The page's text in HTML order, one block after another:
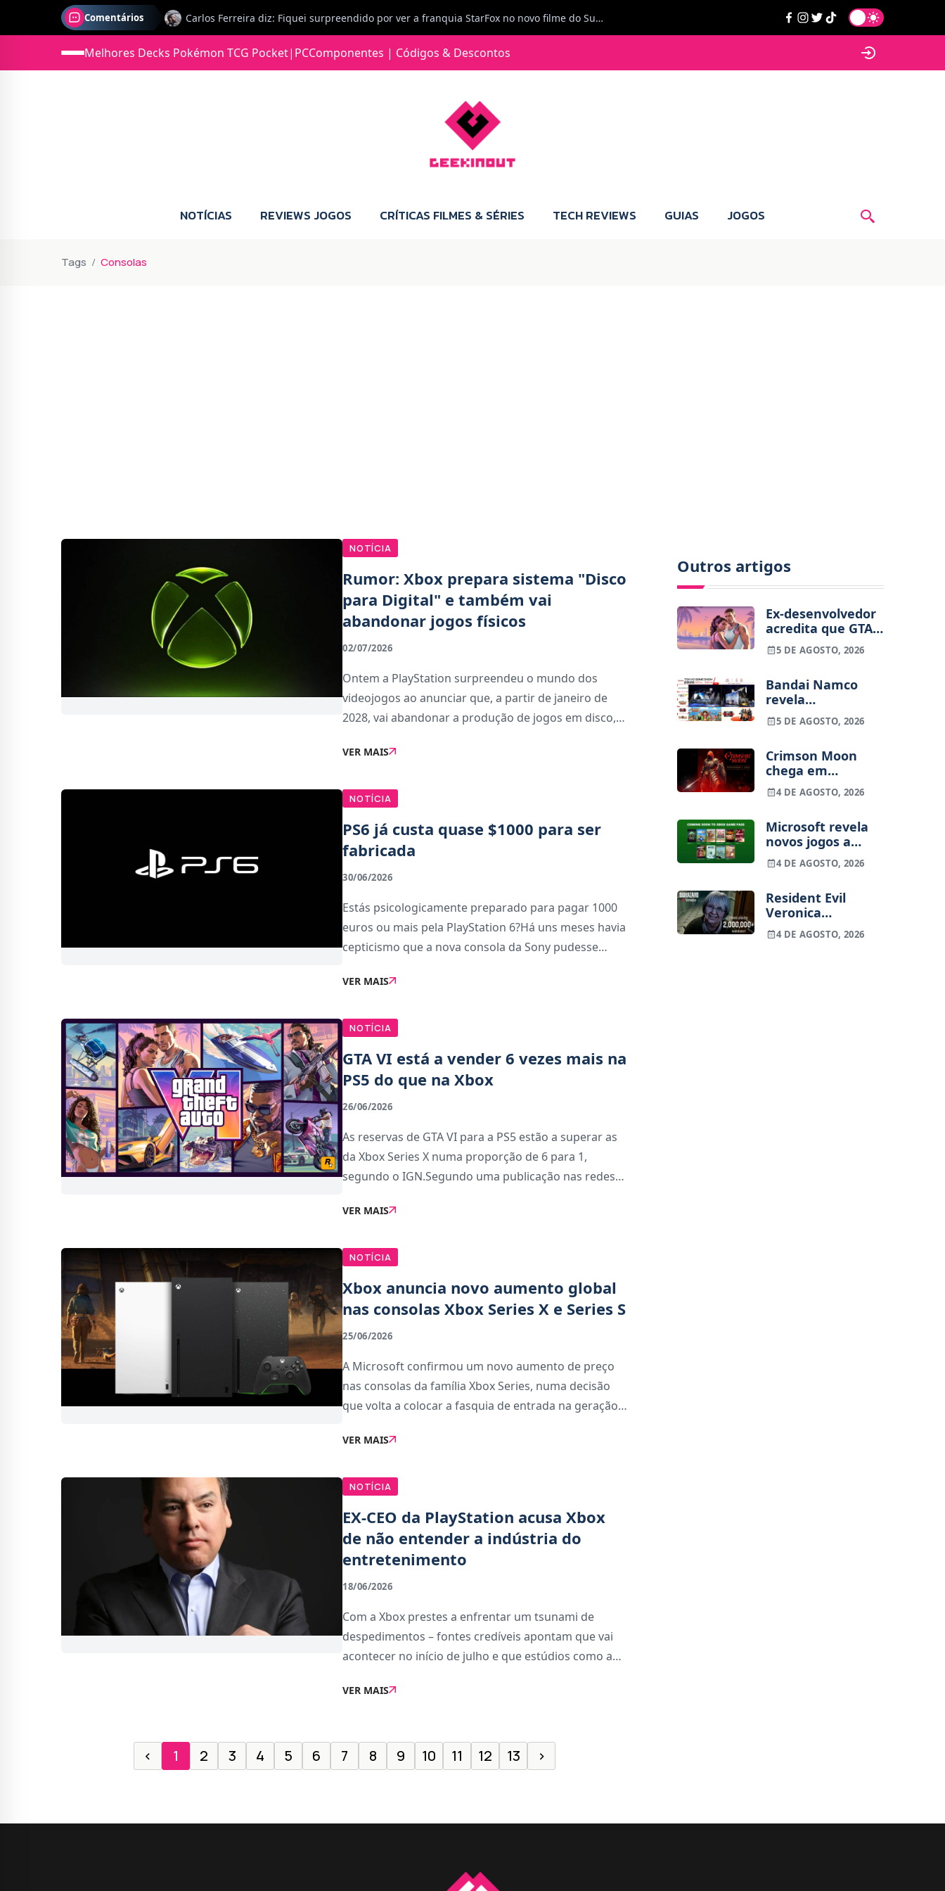
Comentários Jorge Loureiro | Fearme diz: A versão da Switch 2 tem censura... mas também não perdes muito.
Jonas diz: Estou seriamente com vontade para comprar para a Switch 2 :P
Jorge Loureiro | Fearme diz: Boas, obrigado pelo teu comentário. Talvez seja verdade que a Microsoft está a tentar redefinir o futuro dos jogos, mas para uma marca que já trocou de estratégia tantas vezes, é difícil acreditar em mais uma virada de direção. Basta lembrar do Kinect, da aposta no cloud gaming, ou mesmo do discurso de que os exclusivos eram "essenciais": todas essas promessas acabaram por perder força com o tempo. Além disso, há um ponto chave que estás a ignorar: as consolas Xbox. Está à vista que foram praticamente abandonadas. Quem comprou uma Xbox Series X a pensar que ia ser a máquina indispensável para jogar exclusivos, ficou a arder, porque hoje esses jogos chegam também ao PC e, cada vez mais, até à concorrência. Isso mina a identidade da marca e enfraquece a confiança dos jogadores. A PlayStation até pode estar a lançar alguns jogos na Xbox como o Helldivers 2, mas não é o catálogo inteiro. Desta forma, as consolas PS5 continuam a ter valor.
Melhores Decks Pokémon TCG Pocket| PCComponentes | Códigos & Descontos
NOTÍCIAS REVIEWS JOGOS CRÍTICAS FILMES & SÉRIES TECH REVIEWS GUIAS JOGOS
Tags Consolas
NOTÍCIA
Rumor: Xbox prepara sistema "Disco
para Digital" e também vai
abandonar jogos físicos
02/07/2026
Ontem a PlayStation surpreendeu o mundo dos
videojogos ao anunciar que, a partir de janeiro de
2028, vai abandonar a produção de jogos em disco,
físico.Apesar de ainda não ser oficial, a Xbox vai segu
VER MAIS
NOTÍCIA
PS6 já custa quase $1000 para ser
fabricada
30/06/2026
Estás psicologicamente preparado para pagar 1000
euros ou mais pela PlayStation 6?Há uns meses havia
cepticismo que a nova consola da Sony pudesse
marca ter aumentado o preço da PS5 Pro para 899
VER MAIS
NOTÍCIA
GTA VI está a vender 6 vezes mais na
PS5 do que na Xbox
26/06/2026
As reservas de GTA VI para a PS5 estão a superar as
da Xbox Series X numa proporção de 6 para 1,
segundo o IGN.Segundo uma publicação nas redes
tendo em conta o histórico de vendas das duas
VER MAIS
NOTÍCIA
Xbox anuncia novo aumento global
nas consolas Xbox Series X e Series S
25/06/2026
A Microsoft confirmou um novo aumento de preço
nas consolas da família Xbox Series, numa decisão
que volta a colocar a fasquia de entrada na geração
entram em vigor a 1 de agosto.Novos preços em d�
VER MAIS
NOTÍCIA
EX-CEO da PlayStation acusa Xbox
de não entender a indústria do
entretenimento
18/06/2026
Com a Xbox prestes a enfrentar um tsunami de
despedimentos – fontes credíveis apontam que vai
acontecer no início de julho e que estúdios como a
– os especialistas e analistas da indústria dos
VER MAIS
‹ 1 2 3 4 5 6 7 8 9 10 11 12 13 ›
Outros artigos
Ex-desenvolvedor
acredita que GTA 6
ainda pode ser
adiado
5 DE AGOSTO, 2026
Bandai Namco
revela
alinhamento para
a Tokyo Game
5 DE AGOSTO, 2026
Crimson Moon
chega em
setembro para
consolas e PC
4 DE AGOSTO, 2026
Microsoft revela
novos jogos a
caminho do Xbox
Game Pass em
4 DE AGOSTO, 2026
Resident Evil
Veronica
ultrapassa os 2
milhões de
4 DE AGOSTO, 2026